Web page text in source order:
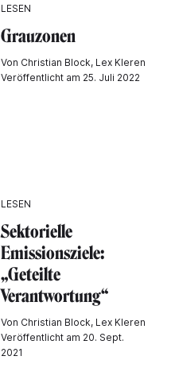
LESEN
Grauzonen
Von Christian Block, Lex Kleren
Veröffentlicht am 25. Juli 2022
LESEN
Sektorielle
Emissionsziele:
„Geteilte
Verantwortung“
Von Christian Block, Lex Kleren
Veröffentlicht am 20. Sept.
2021